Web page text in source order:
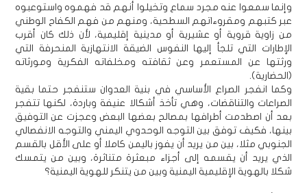
وإنما سمعوا عنه مجرد سماع وتخيلوا أنهم قد فهموه واستوعبوه
عبر كتبهم ومقروءاتهم السطحية، ومنهم من فهم الكفاح الوطني
من زاوية قروية أو عشيرية أو مدينية إقليمية، لأن ذلك كان أقرب
الإطارات التي تلجأ إليها النفوس الضيقة الانتهازية المنحرفة التي
ورثتها عن المستعمر وعن ثقافته ومخلفاته الفكرية ومورثاته
(الحضارية).
وكما انفجر الصراع الأساسي في بنية العدوان ستنفجر حتما بقية
الصراعات والتناقضات، وهي تأخذ أشكالا عنيفة وباردة، لكنها تتفجر
بعد أن اصطدمت أطرافها بمصالح بعضها البعض وعجزت عن التوفيق
بينها، فكيف توفق بين التوجه الوحدوي اليمني والتوجه الانفصالي
الجنوبي مثلا، بين من يريد أن يفوز باليمن كاملا أو على الأقل بالقسم
الذي يريد أن يقسمه إلى أجزاء مبعثرة متناثرة، وبين من يتمسك
شكلا بالهوية الإقليمية اليمنية وبين من يتنكر للهوية اليمنية؟